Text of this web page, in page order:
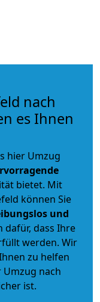
nach
es Ihnen
hier Umzug
bietet. Mit
können Sie
und
dass Ihre
werden. Wir
zu helfen
nach
ist.